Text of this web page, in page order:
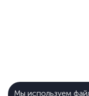
Мы используем